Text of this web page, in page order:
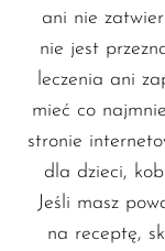
Odkryj
dzięki
ani nie
nie jest
leczenia ani
mieć co
stronie
dla dzieci,
Jeśli masz
na receptę,